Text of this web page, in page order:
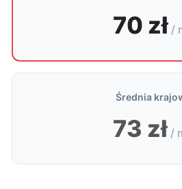
70 zł /
Średnia
73 zł /